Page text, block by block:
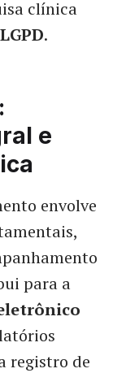
clínica
LGPD.
e
envolve
para a
registro de